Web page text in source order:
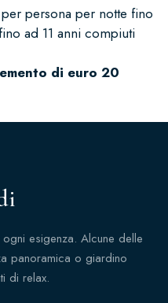
persona per notte fino
ad 11 anni compiuti
di euro 20
esigenza. Alcune delle
panoramica o giardino
di relax.